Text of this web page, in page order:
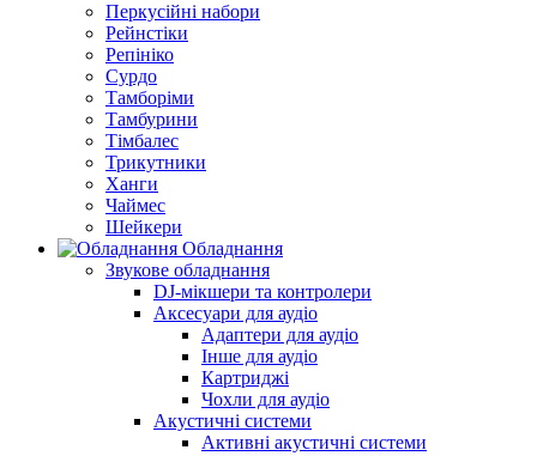
Перкусійні набори
Рейнстіки
Репініко
Сурдо
Тамборіми
Тамбурини
Тімбалес
Трикутники
Ханги
Чаймес
Шейкери
Обладнання
Звукове обладнання
DJ-мікшери та контролери
Аксесуари для аудіо
Адаптери для аудіо
Інше для аудіо
Картриджі
Чохли для аудіо
Акустичні системи
Активні акустичні системи